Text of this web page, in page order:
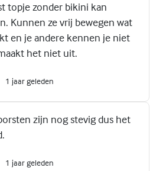
topje zonder bikini kan
Kunnen ze vrij bewegen wat
en je andere kennen je niet
het niet uit.
1 jaar geleden
zijn nog stevig dus het
1 jaar geleden